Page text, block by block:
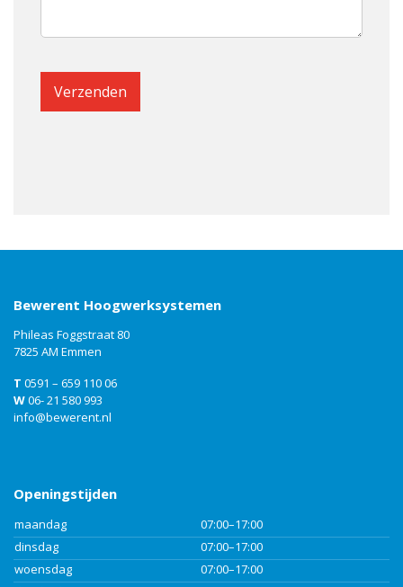
Bewerent Hoogwerksystemen
Phileas Foggstraat 80
7825 AM Emmen
T 0591 – 659 110 06
W06- 21 580 993
info@bewerent.nl
Openingstijden
maandag
07:00–17:00
dinsdag
07:00–17:00
woensdag
07:00–17:00